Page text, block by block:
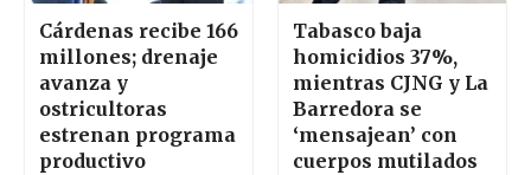
Cárdenas recibe 166
millones; drenaje
avanza y
ostricultoras
estrenan programa
productivo
Tabasco baja
homicidios 37%,
mientras CJNG y La
Barredora se
‘mensajean’ con
cuerpos mutilados